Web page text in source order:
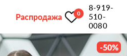
Распродажа 0
8-919-
510-
0080
-50%